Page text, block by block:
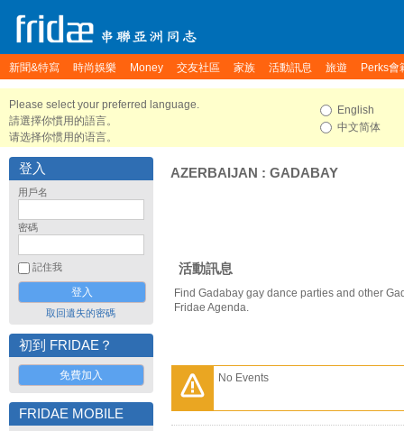
新聞&特寫 時尚娛樂 Money 交友社區 家族 活動訊息 旅遊 Perks會
Please select your preferred language.
請選擇你慣用的語言。
请选择你惯用的语言。
English
中文简体
登入
用戶名
密碼
記住我
取回遺失的密碼
初到 FRIDAE？
免費加入
FRIDAE MOBILE
AZERBAIJAN : GADABAY
活動訊息
Find Gadabay gay dance parties and other
Fridae Agenda.
No Events